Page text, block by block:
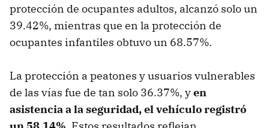
protección de ocupantes adultos, alcanzó solo un
39.42%, mientras que en la protección de
ocupantes infantiles obtuvo un 68.57%.
La protección a peatones y usuarios vulnerables
de las vías fue de tan solo 36.37%, yen
asistencia a la seguridad, el vehículo registró